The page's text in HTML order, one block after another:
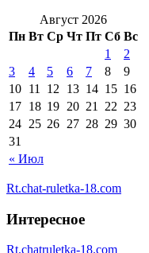
Август 2026
Пн Вт Ср Чт Пт Сб Вс
« Июл
1
2
3
4 5 6 7 8
9
10 11 12 13 14 15 16
17 18 19 20 21 22 23
24 25 26 27 28 29 30
31
Rt.chat-ruletka-18.com
Интересное
Rt.chatruletka-18.com